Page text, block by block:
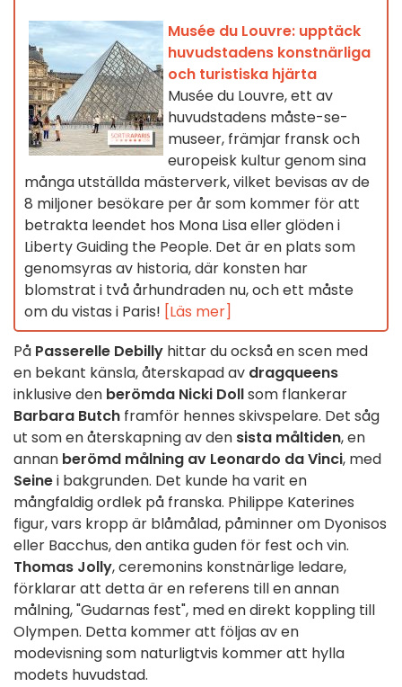
Musée du Louvre: upptäck
huvudstadens konstnärliga
och turistiska hjärta
Musée du Louvre, ett av
huvudstadens måste-se-
museer, främjar fransk och
europeisk kultur genom sina
många utställda mästerverk, vilket bevisas av de
8 miljoner besökare per år som kommer för att
betrakta leendet hos Mona Lisa eller glöden i
Liberty Guiding the People. Det är en plats som
genomsyras av historia, där konsten har
blomstrat i två århundraden nu, och ett måste
om du vistas i Paris! [Läs mer]
På Passerelle Debilly hittar du också en scen med
en bekant känsla, återskapad av dragqueens
inklusive den berömda Nicki Dollsom flankerar
Barbara Butch framför hennes skivspelare. Det såg
ut som en återskapning av den sista måltiden, en
annan berömd målning av Leonardo da Vinci, med
Seinei bakgrunden. Det kunde ha varit en
mångfaldig ordlek på franska. Philippe Katerines
figur, vars kropp är blåmålad, påminner om Dyonisos
eller Bacchus, den antika guden för fest och vin.
Thomas Jolly, ceremonins konstnärlige ledare,
förklarar att detta är en referens till en annan
målning, "Gudarnas fest", med en direkt koppling till
Olympen. Detta kommer att följas av en
modevisning som naturligtvis kommer att hylla
modets huvudstad.